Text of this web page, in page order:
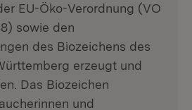
EU-Öko-Verordnung (VO
sowie den
des Biozeichens des
erzeugt und
Das Biozeichen
und